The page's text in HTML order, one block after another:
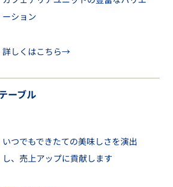
ーション
詳しくはこちら→
ーブル
いつでもできたての美味しさを演出
し、売上アップに貢献します